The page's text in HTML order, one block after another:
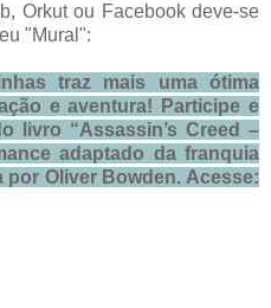
Orkut ou Facebook deve-se
"Mural":
traz mais uma ótima
e aventura! Participe e
livro “Assassin’s Creed –
adaptado da franquia
por Oliver Bowden. Acesse: